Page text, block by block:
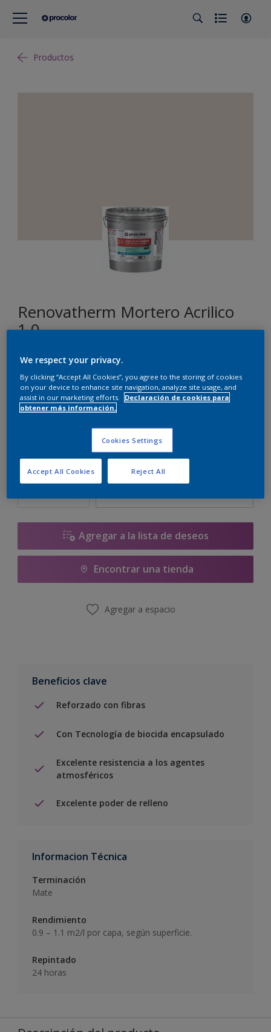
Productos
Renovatherm Mortero Acrilico
1.0
D5.03.82
Cambiar de color
Tamaño
14 L
Cantidad Calculadora de pintura
Agregar a la lista de deseos
Encontrar una tienda
Agregar a espacio
Beneficios clave
Reforzado con fibras
Con Tecnología de biocida encapsulado
Excelente resistencia a los agentes
atmosféricos
Excelente poder de relleno
Informacion Técnica
Terminación
Mate
Rendimiento
0.9 – 1.1 m2/l por capa, según superficie.
Repintado
24 horas
We respect your privacy.
By clicking “Accept All Cookies”, you agree to the storing of cookies
on your device to enhance site navigation, analyze site usage, and
assist in our marketing efforts.
Declaración de cookies para
obtener más información.
Cookies Settings
Reject All
Accept All Cookies